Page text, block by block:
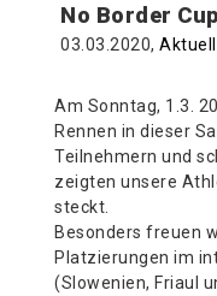
No Border
03.03.2020,
Am Sonntag, 1.3.
Rennen in dieser
Teilnehmern und
zeigten unsere
steckt.
Besonders freuen
Platzierungen im
(Slowenien, Friaul